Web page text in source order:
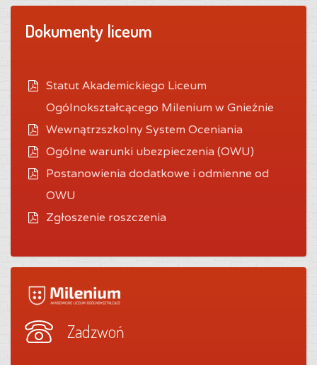
Dokumenty liceum
Statut Akademickiego Liceum
Ogólnokształcącego Milenium w Gnieźnie
Wewnątrzszkolny System Oceniania
Ogólne warunki ubezpieczenia (OWU)
Postanowienia dodatkowe i odmienne od
OWU
Zgłoszenie roszczenia
Zadzwoń